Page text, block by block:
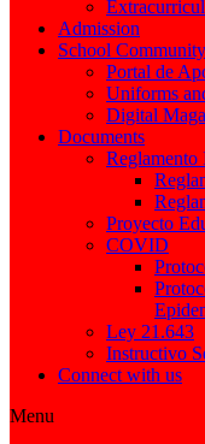
Admission
School Community
Portal de
Uniforms
Digital
Documents
Reglamento
Proyecto
COVID
Ley 21.643
Instructivo
Connect with us
Menu